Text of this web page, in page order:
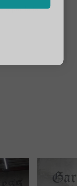
a perderte